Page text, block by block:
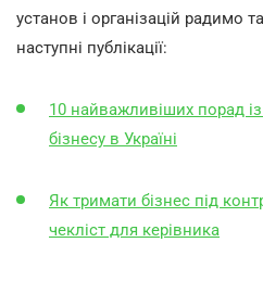
установ і організацій радимо
наступні публікації:
10 найважливіших порад
бізнесу в Україні
Як тримати бізнес під
чекліст для керівника